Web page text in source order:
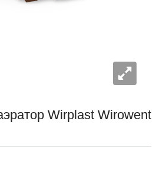
Wirplast Wirowent